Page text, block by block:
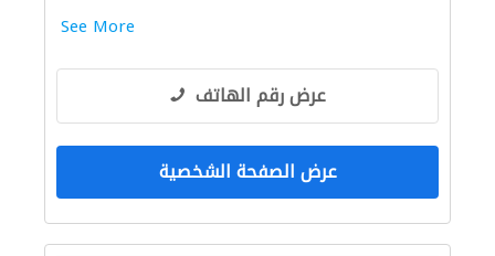
See More
عرض رقم الهاتف
عرض الصفحة الشخصية